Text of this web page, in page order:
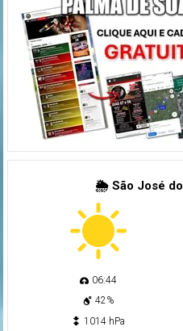
🌦 São José
06:44
42%
1014 hPa